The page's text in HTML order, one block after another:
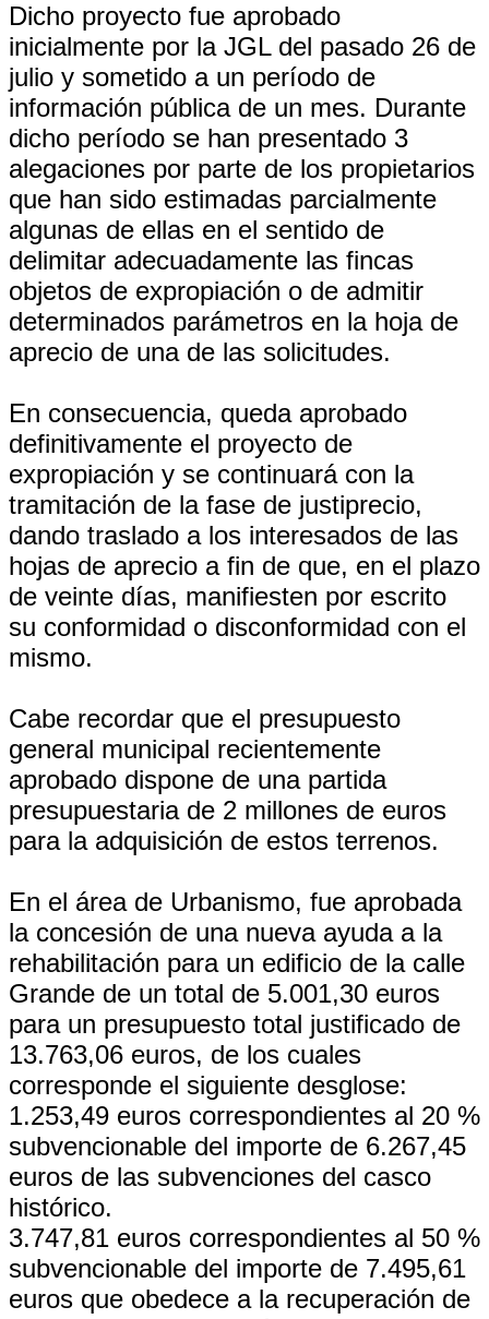
Dicho proyecto fue aprobado
inicialmente por la JGL del pasado 26 de
julio y sometido a un período de
información pública de un mes. Durante
dicho período se han presentado 3
alegaciones por parte de los propietarios
que han sido estimadas parcialmente
algunas de ellas en el sentido de
delimitar adecuadamente las fincas
objetos de expropiación o de admitir
determinados parámetros en la hoja de
aprecio de una de las solicitudes.
En consecuencia, queda aprobado
definitivamente el proyecto de
expropiación y se continuará con la
tramitación de la fase de justiprecio,
dando traslado a los interesados de las
hojas de aprecio a fin de que, en el plazo
de veinte días, manifiesten por escrito
su conformidad o disconformidad con el
mismo.
Cabe recordar que el presupuesto
general municipal recientemente
aprobado dispone de una partida
presupuestaria de 2 millones de euros
para la adquisición de estos terrenos.
En el área de Urbanismo, fue aprobada
la concesión de una nueva ayuda a la
rehabilitación para un edificio de la calle
Grande de un total de 5.001,30 euros
para un presupuesto total justificado de
13.763,06 euros, de los cuales
corresponde el siguiente desglose:
1.253,49 euros correspondientes al 20 %
subvencionable del importe de 6.267,45
euros de las subvenciones del casco
histórico.
3.747,81 euros correspondientes al 50 %
subvencionable del importe de 7.495,61
euros que obedece a la recuperación de